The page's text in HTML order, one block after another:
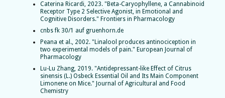
Caterina Ricardi, 2023. "Beta-Caryophyllene, a Cannabinoid
Receptor Type 2 Selective Agonist, in Emotional and
Cognitive Disorders." Frontiers in Pharmacology
cnbs fk 30/1 auf gruenhorn.de
Peana et al., 2002. "Linalool produces antinociception in
two experimental models of pain." European Journal of
Pharmacology
Lu-Lu Zhang, 2019. "Antidepressant-like Effect of Citrus
sinensis (L.) Osbeck Essential Oil and Its Main Component
Limonene on Mice." Journal of Agricultural and Food
Chemistry